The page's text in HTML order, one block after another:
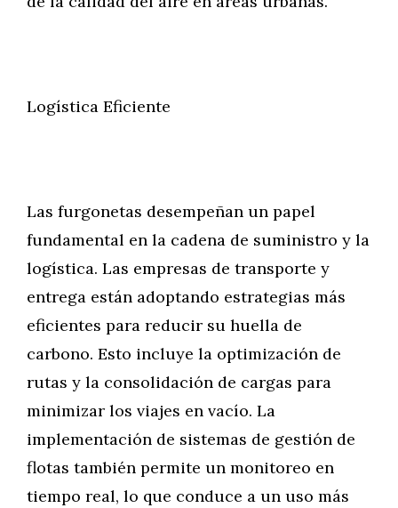
Logística Eficiente
Las furgonetas desempeñan un papel
fundamental en la cadena de suministro y la
logística. Las empresas de transporte y
entrega están adoptando estrategias más
eficientes para reducir su huella de
carbono. Esto incluye la optimización de
rutas y la consolidación de cargas para
minimizar los viajes en vacío. La
implementación de sistemas de gestión de
flotas también permite un monitoreo en
tiempo real, lo que conduce a un uso más